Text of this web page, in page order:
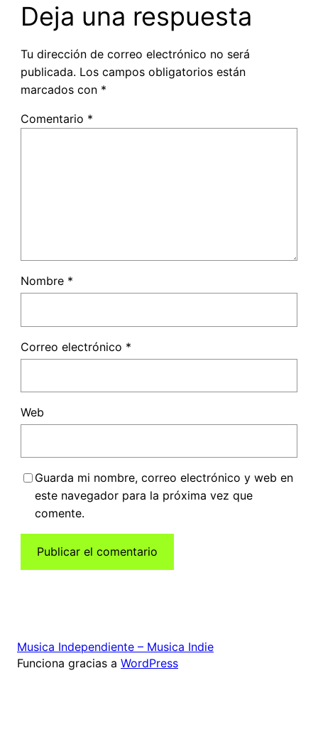
Deja una respuesta
Tu dirección de correo electrónico no será
publicada. Los campos obligatorios están
marcados con *
Comentario *
Nombre *
Correo electrónico *
Web
Guarda mi nombre, correo electrónico y web en
este navegador para la próxima vez que
comente.
Musica Independiente – Musica Indie
Funciona gracias a WordPress